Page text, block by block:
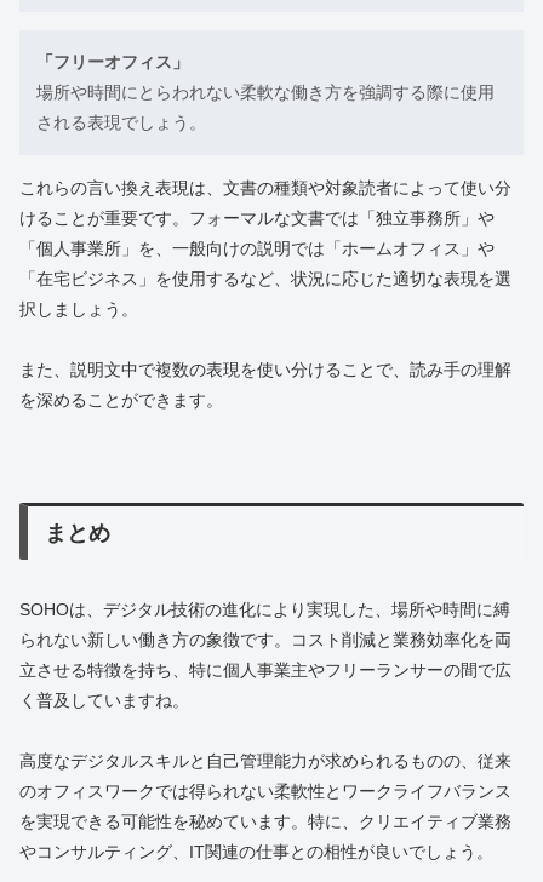
「フリーオフィス」
場所や時間にとらわれない柔軟な働き方を強調する際に使用
される表現でしょう。
これらの言い換え表現は、文書の種類や対象読者によって使い分
けることが重要です。フォーマルな文書では「独立事務所」や
「個人事業所」を、一般向けの説明では「ホームオフィス」や
「在宅ビジネス」を使用するなど、状況に応じた適切な表現を選
択しましょう。
また、説明文中で複数の表現を使い分けることで、読み手の理解
を深めることができます。
まとめ
SOHOは、デジタル技術の進化により実現した、場所や時間に縛
られない新しい働き方の象徴です。コスト削減と業務効率化を両
立させる特徴を持ち、特に個人事業主やフリーランサーの間で広
く普及していますね。
高度なデジタルスキルと自己管理能力が求められるものの、従来
のオフィスワークでは得られない柔軟性とワークライフバランス
を実現できる可能性を秘めています。特に、クリエイティブ業務
やコンサルティング、IT関連の仕事との相性が良いでしょう。